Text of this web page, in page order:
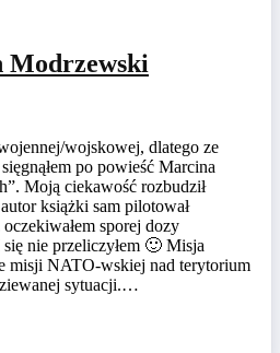
Modrzewski
wojskowej, dlatego ze
po powieść Marcina
Moją ciekawość rozbudził
książki sam pilotował
sporej dozy
nie przeliczyłem 🙂 Misja
misji NATO-wskiej nad terytorium
sytuacji.…